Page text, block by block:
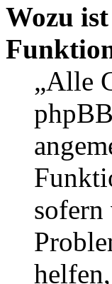
Wozu
„Alle